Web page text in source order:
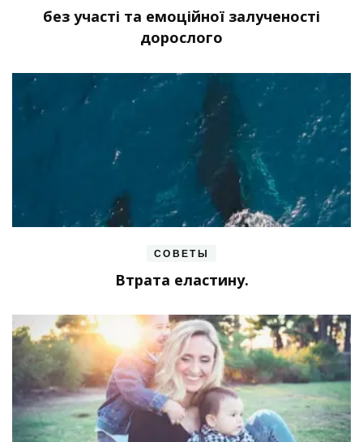
без участі та емоційної залученості
дорослого
СОВЕТЫ
Втрата еластину.